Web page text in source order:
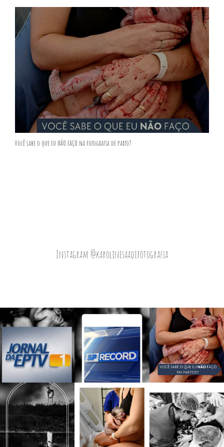
Você sabe o que eu NÃO FAÇO na fotografia de parto?
Instagram @karolinesaadifotografia